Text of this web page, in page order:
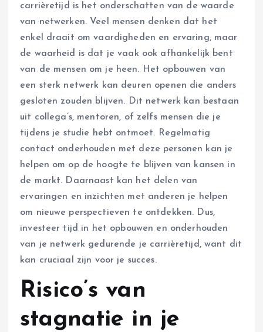
carrièretijd is het onderschatten van de waarde
van netwerken. Veel mensen denken dat het
enkel draait om vaardigheden en ervaring, maar
de waarheid is dat je vaak ook afhankelijk bent
van de mensen om je heen. Het opbouwen van
een sterk netwerk kan deuren openen die anders
gesloten zouden blijven. Dit netwerk kan bestaan
uit collega’s, mentoren, of zelfs mensen die je
tijdens je studie hebt ontmoet. Regelmatig
contact onderhouden met deze personen kan je
helpen om op de hoogte te blijven van kansen in
de markt. Daarnaast kan het delen van
ervaringen en inzichten met anderen je helpen
om nieuwe perspectieven te ontdekken. Dus,
investeer tijd in het opbouwen en onderhouden
van je netwerk gedurende je carrièretijd, want dit
kan cruciaal zijn voor je succes.
Risico’s van
stagnatie in je